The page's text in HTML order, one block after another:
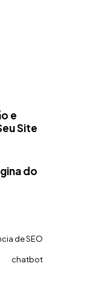
e
Site
do
de SEO
chatbot